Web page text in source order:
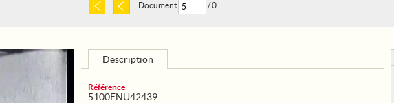
Document / 0
Description
Référence
5100ENU42439